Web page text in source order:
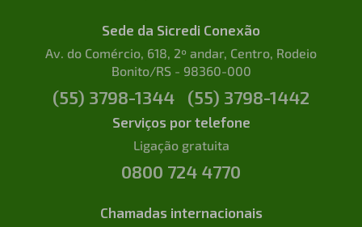
Sede da Sicredi Conexão
Av. do Comércio, 618, 2º andar, Centro, Rodeio
Bonito/RS - 98360-000
(55) 3798-1344 (55) 3798-1442
Serviços por telefone
Ligação gratuita
0800 724 4770
Chamadas internacionais